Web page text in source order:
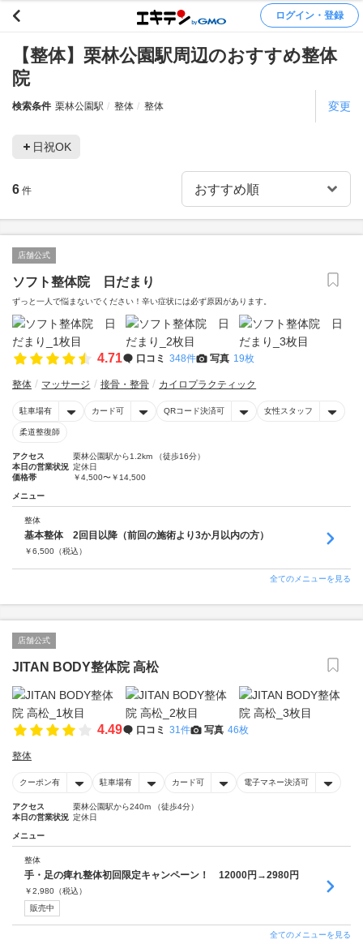
ログイン・登録
【整体】栗林公園駅周辺のおすすめ整体
院
検索条件 栗林公園駅 整体 整体 変更
日祝OK
6 件
店舗公式
ソフト整体院 日だまり
ずっと一人で悩まないでください！辛い症状には必ず原因があります。
4.71 口コミ 348件 写真 19枚
整体 マッサージ 接骨・整骨 カイロプラクティック
駐車場有 カード可 QRコード決済可 女性スタッフ
柔道整復師
アクセス
栗林公園駅から1.2km （徒歩16分）
本日の営業状況 定休日
価格帯
￥4,500〜￥14,500
メニュー
整体
基本整体 2回目以降（前回の施術より3か月以内の方）
￥6,500 （税込）
全てのメニューを見る
店舗公式
JITAN BODY整体院 高松
4.49 口コミ 31件 写真 46枚
整体
クーポン有 駐車場有 カード可 電子マネー決済可
アクセス
栗林公園駅から240m （徒歩4分）
本日の営業状況 定休日
メニュー
整体
手・足の痺れ整体初回限定キャンペーン！ 12000円→2980円
￥2,980 （税込）
販売中
全てのメニューを見る